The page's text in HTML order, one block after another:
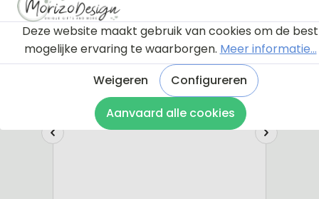
Deze website maakt gebruik van cookies om de best
mogelijke ervaring te waarborgen. Meer informatie...
Weigeren
Configureren
Aanvaard alle cookies